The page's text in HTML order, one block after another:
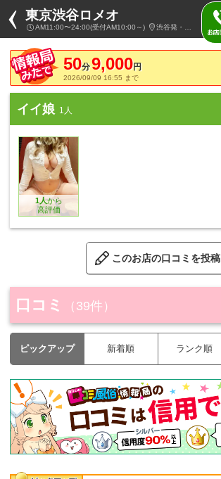
東京渋谷ロメオ
AM11:00〜24:00(受付AM10:00～) 渋谷発・近郊 / ブロンドガール専門デリヘル
50分9,000円
2026/09/09 16:55 まで
イイ娘 1人
1人から
高評価
このお店の口コミを投稿
口コミ （39件）
ピックアップ 新着順 ランク順